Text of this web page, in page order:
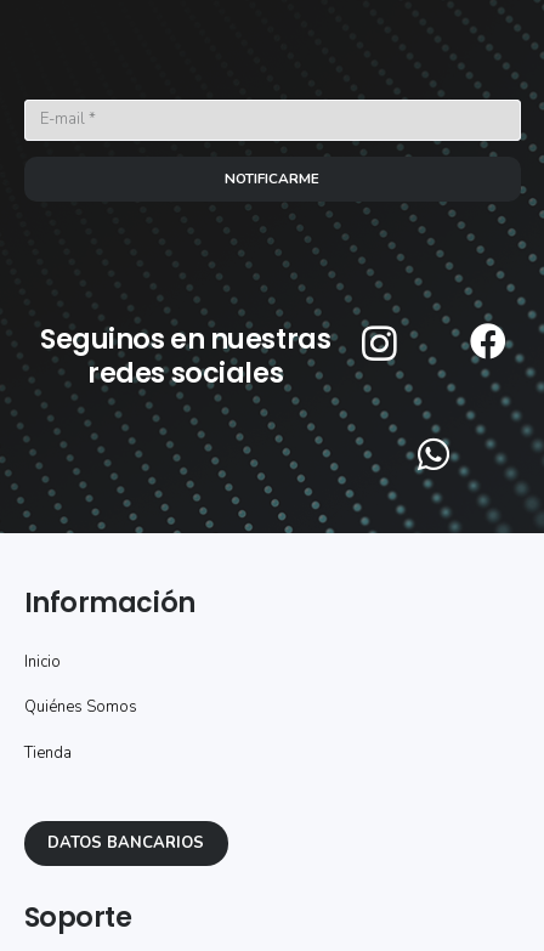
NOTIFICARME
Seguinos en nuestras
redes sociales
Información
Inicio
Quiénes Somos
Tienda
DATOS BANCARIOS
Soporte